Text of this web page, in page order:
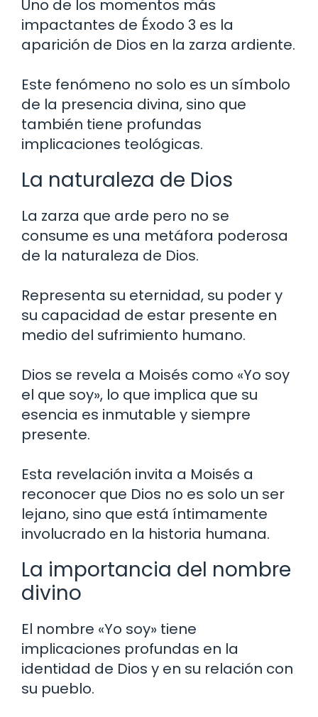
Uno de los momentos más
impactantes de Éxodo 3 es la
aparición de Dios en la zarza ardiente.
Este fenómeno no solo es un símbolo
de la presencia divina, sino que
también tiene profundas
implicaciones teológicas.
La naturaleza de Dios
La zarza que arde pero no se
consume es una metáfora poderosa
de la naturaleza de Dios.
Representa su eternidad, su poder y
su capacidad de estar presente en
medio del sufrimiento humano.
Dios se revela a Moisés como «Yo soy
el que soy», lo que implica que su
esencia es inmutable y siempre
presente.
Esta revelación invita a Moisés a
reconocer que Dios no es solo un ser
lejano, sino que está íntimamente
involucrado en la historia humana.
La importancia del nombre
divino
El nombre «Yo soy» tiene
implicaciones profundas en la
identidad de Dios y en su relación con
su pueblo.